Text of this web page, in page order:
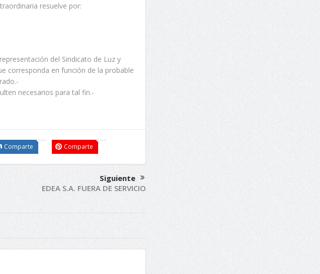
resuelve por:
del Sindicato de Luz y
corresponda en función de la probable
necesarios para tal fin.-
Comparte Comparte
Siguiente
EDEA S.A. FUERA DE SERVICIO